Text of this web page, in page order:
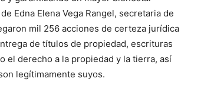
Edna Elena Vega Rangel, secretaria de
mil 256 acciones de certeza jurídica
de títulos de propiedad, escrituras
el derecho a la propiedad y la tierra, así
legítimamente suyos.